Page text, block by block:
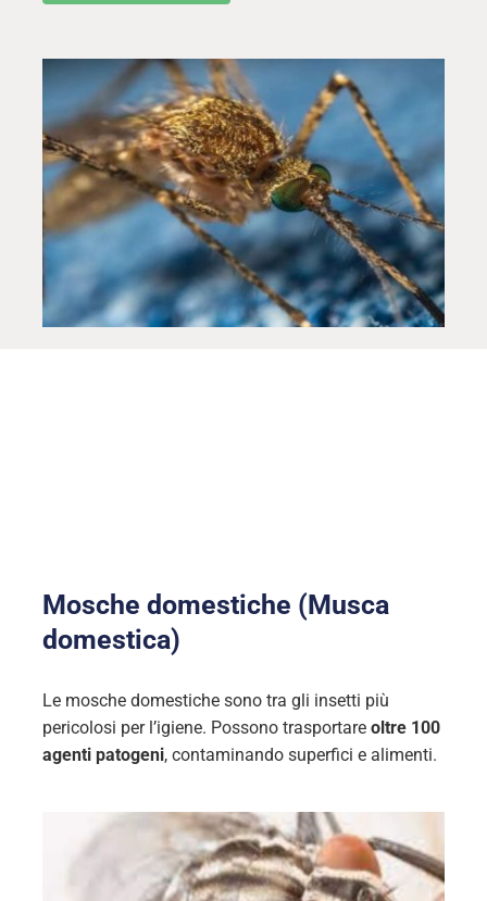
Mosche domestiche (Musca
domestica)
Le mosche domestiche sono tra gli insetti più
pericolosi per l’igiene. Possono trasportare oltre 100
agenti patogeni, contaminando superfici e alimenti.